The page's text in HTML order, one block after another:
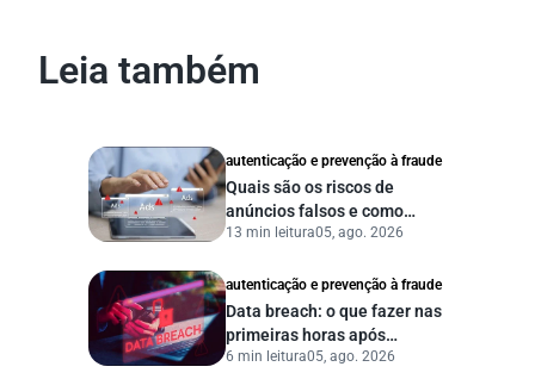
Leia também
autenticação e prevenção à fraude
Quais são os riscos de
anúncios falsos e como
proteger seu negócio?
13 min leitura05, ago. 2026
autenticação e prevenção à fraude
Data breach: o que fazer nas
primeiras horas após
vazamento de dados?
6 min leitura05, ago. 2026